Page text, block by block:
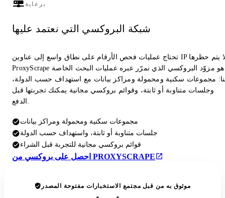
برعاية
شبكة البروكسي التي نعتمد عليها
تحتاج عمليات فحص الأرقام على نطاق واسع إلى عناوين IP لا يتم حظرها.
ProxyScrape هو مزوّد البروكسي الذي نمرّر عبره عمليات البحث الخاصة
مجموعات سكنية ومحمولة ومراكز بيانات مع استهداف حسب الدولة،
وجلسات متناوبة أو ثابتة، وقوائم بروكسي مجانية يمكنك تجربتها قبل
الدفع.
مجموعات سكنية ومحمولة ومراكز بيانات
جلسات متناوبة أو ثابتة، واستهداف حسب الدولة
قوائم بروكسي مجانية للتجربة قبل الشراء
احصل على بروكسي من PROXYSCRAPE
موثوق به من قبل مجتمع الاستخبارات مفتوحة المصدر